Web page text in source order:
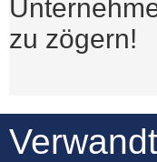
zu zögern!